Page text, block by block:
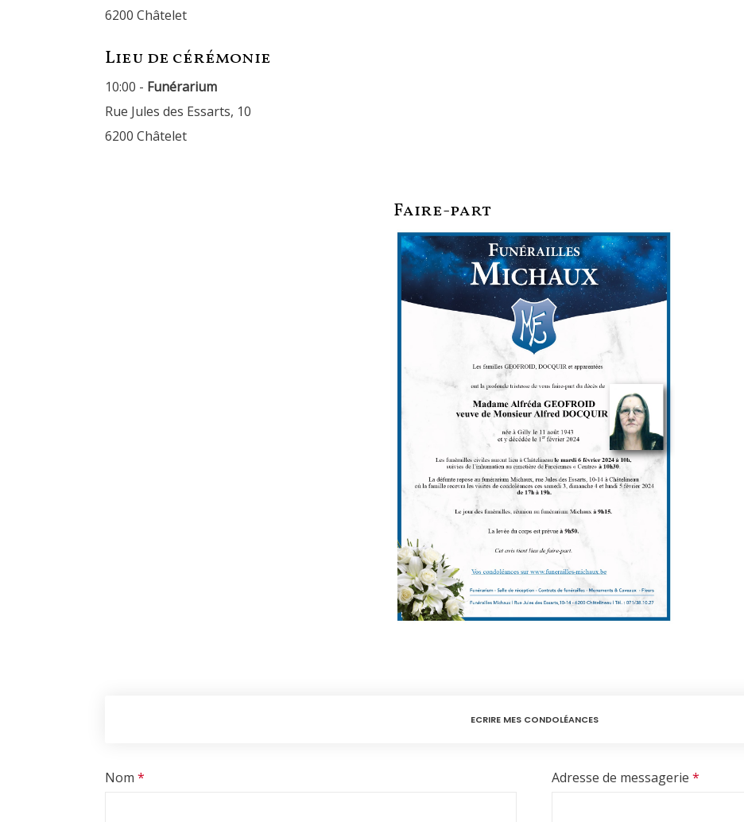
6200 Châtelet
Lieu de cérémonie
10:00 - Funérarium
Rue Jules des Essarts, 10
6200 Châtelet
Faire-part
ECRIRE MES CONDOLÉANCES
Nom * Adresse de messagerie *